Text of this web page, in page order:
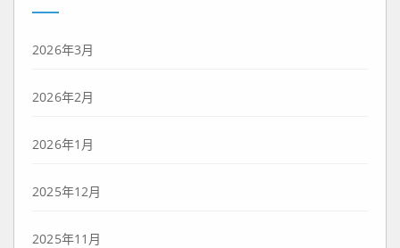
2026年3月
2026年2月
2026年1月
2025年12月
2025年11月